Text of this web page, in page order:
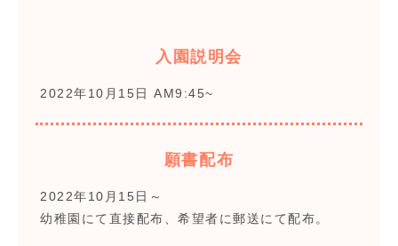
入園説明会
2022年10月15日 AM9:45~
願書配布
2022年10月15日～
幼稚園にて直接配布、希望者に郵送にて配布。